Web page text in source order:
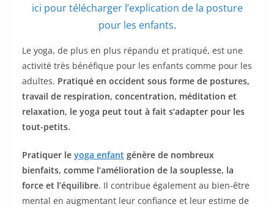
ici pour télécharger l’explication de la posture
pour les enfants.
Le yoga, de plus en plus répandu et pratiqué, est une
activité très bénéfique pour les enfants comme pour les
adultes. Pratiqué en occident sous forme de postures,
travail de respiration, concentration, méditation et
relaxation, le yoga peut tout à fait s’adapter pour les
tout-petits.
Pratiquer le yoga enfant génère de nombreux
bienfaits, comme l’amélioration de la souplesse, la
force et l’équilibre. Il contribue également au bien-être
mental en augmentant leur confiance et leur estime de